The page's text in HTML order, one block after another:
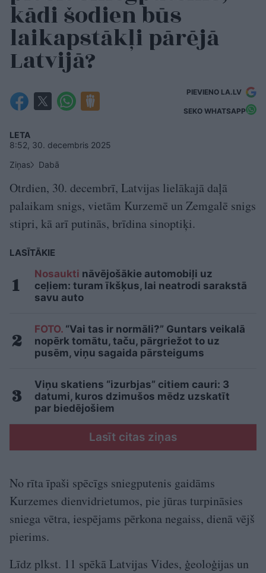
kādi šodien būs
laikapstākļi pārējā
Latvijā?
PIEVIENO LA.LV
SEKO WHATSAPP
LETA
8:52, 30. decembris 2025
Ziņas
Dabā
Otrdien, 30. decembrī, Latvijas lielākajā daļā
palaikam snigs, vietām Kurzemē un Zemgalē snigs
stipri, kā arī putinās, brīdina sinoptiķi.
LASĪTĀKIE
Nosaukti nāvējošākie automobiļi uz
ceļiem: turam īkšķus, lai neatrodi sarakstā
savu auto
FOTO. “Vai tas ir normāli?” Guntars veikalā
nopērk tomātu, taču, pārgriežot to uz
pusēm, viņu sagaida pārsteigums
Viņu skatiens “izurbjas” citiem cauri: 3
datumi, kuros dzimušos mēdz uzskatīt
par biedējošiem
Lasīt citas ziņas
No rīta īpaši spēcīgs sniegputenis gaidāms
Kurzemes dienvidrietumos, pie jūras turpināsies
sniega vētra, iespējams pērkona negaiss, dienā vējš
pierims.
Līdz plkst. 11 spēkā Latvijas Vides, ģeoloģijas un